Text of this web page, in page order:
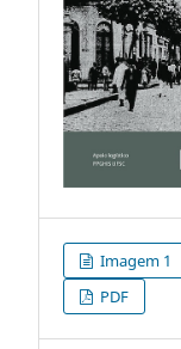
Imagem 1
PDF